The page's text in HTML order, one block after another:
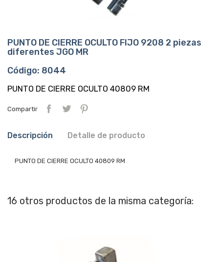
PUNTO DE CIERRE OCULTO FIJO 9208 2 piezas
diferentes JGO MR
Código: 8044
PUNTO DE CIERRE OCULTO 40809 RM
Compartir
Descripción Detalle de producto
PUNTO DE CIERRE OCULTO 40809 RM
16 otros productos de la misma categoría: